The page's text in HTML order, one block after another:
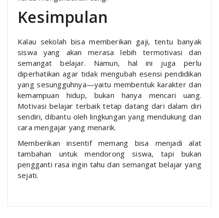
Kesimpulan
Kalau sekolah bisa memberikan gaji, tentu banyak
siswa yang akan merasa lebih termotivasi dan
semangat belajar. Namun, hal ini juga perlu
diperhatikan agar tidak mengubah esensi pendidikan
yang sesungguhnya—yaitu membentuk karakter dan
kemampuan hidup, bukan hanya mencari uang.
Motivasi belajar terbaik tetap datang dari dalam diri
sendiri, dibantu oleh lingkungan yang mendukung dan
cara mengajar yang menarik.
Memberikan insentif memang bisa menjadi alat
tambahan untuk mendorong siswa, tapi bukan
pengganti rasa ingin tahu dan semangat belajar yang
sejati.